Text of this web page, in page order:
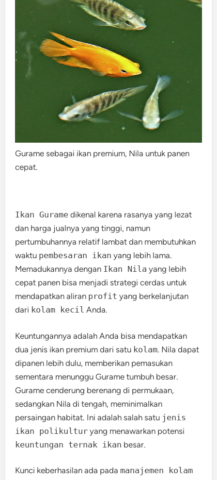
Gurame sebagai ikan premium, Nila untuk panen
cepat.
Ikan Gurame dikenal karena rasanya yang lezat
dan harga jualnya yang tinggi, namun
pertumbuhannya relatif lambat dan membutuhkan
waktu pembesaran ikan yang lebih lama.
Memadukannya dengan Ikan Nila yang lebih
cepat panen bisa menjadi strategi cerdas untuk
mendapatkan aliran profit yang berkelanjutan
dari kolam kecil Anda.
Keuntungannya adalah Anda bisa mendapatkan
dua jenis ikan premium dari satu kolam. Nila dapat
dipanen lebih dulu, memberikan pemasukan
sementara menunggu Gurame tumbuh besar.
Gurame cenderung berenang di permukaan,
sedangkan Nila di tengah, meminimalkan
persaingan habitat. Ini adalah salah satu jenis
ikan polikultur yang menawarkan potensi
keuntungan ternak ikan besar.
Kunci keberhasilan ada pada manajemen kolam